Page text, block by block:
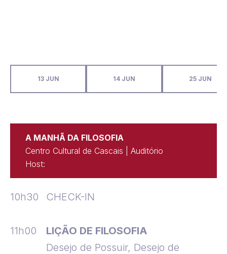
13 JUN 14 JUN 25 JUN
A MANHÃ DA FILOSOFIA
Centro Cultural de Cascais | Auditório
Host:
10h30 CHECK-IN
11h00
LIÇÃO DE FILOSOFIA
Desejo de Possuir, Desejo de